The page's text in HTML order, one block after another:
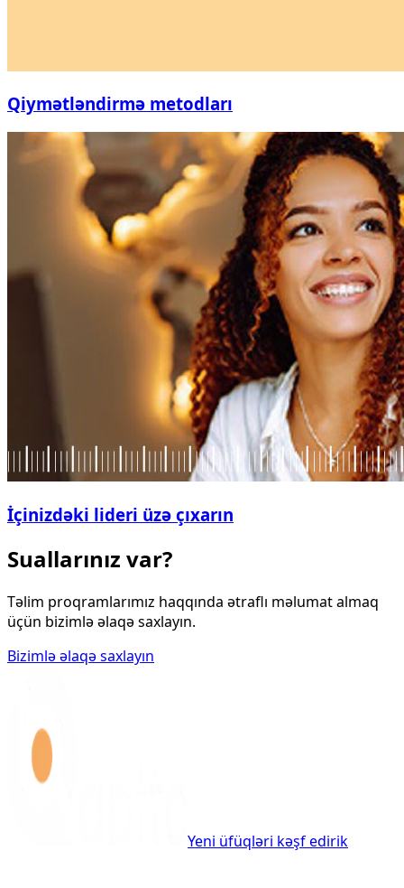
Qiymətləndirmə metodları
İçinizdəki lideri üzə çıxarın
Suallarınız var?
Təlim proqramlarımız haqqında ətraflı məlumat almaq
üçün bizimlə əlaqə saxlayın.
Bizimlə əlaqə saxlayın
Yeni üfüqləri kəşf edirik